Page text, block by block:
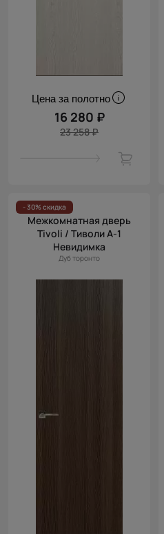
Цена за полотно
16 280 ₽
23 258 ₽
- 30% скидка
Межкомнатная дверь
Tivoli / Тиволи А-1
Невидимка
Дуб торонто